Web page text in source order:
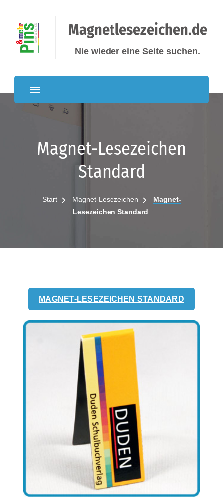
Magnetlesezeichen.de
Nie wieder eine Seite suchen.
Magnet-Lesezeichen
Standard
Start Magnet-Lesezeichen
Magnet-
Lesezeichen Standard
MAGNET-LESEZEICHEN STANDARD